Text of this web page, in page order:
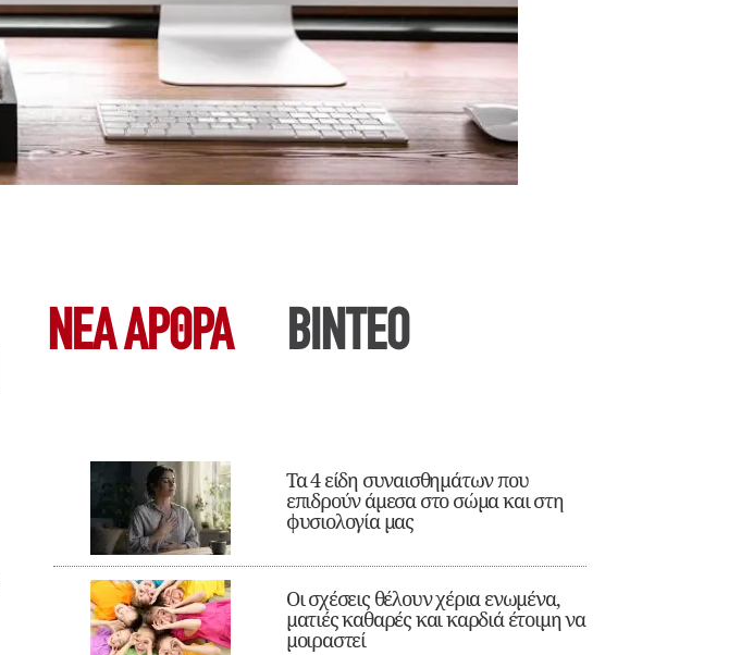
ΝΕΑ ΆΡΘΡΑ ΒΙΝΤΕΟ
Τα 4 είδη συναισθημάτων που
επιδρούν άμεσα στο σώμα και στη
φυσιολογία μας
Οι σχέσεις θέλουν χέρια ενωμένα,
ματιές καθαρές και καρδιά έτοιμη να
μοιραστεί